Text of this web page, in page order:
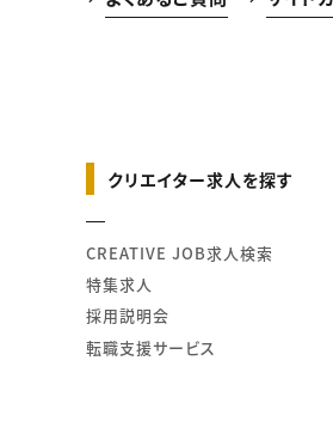
クリエイター求人を探す
CREATIVE JOB求人検索
特集求人
採用説明会
転職支援サービス